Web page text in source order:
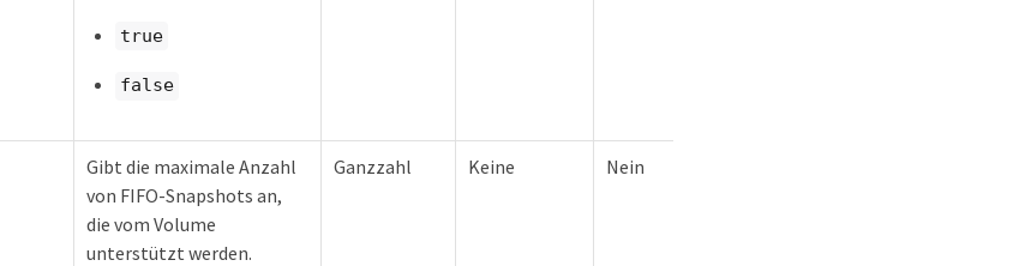
true
false
Gibt die maximale Anzahl
von FIFO-Snapshots an,
die vom Volume
unterstützt werden.
Ganzzahl Keine Nein